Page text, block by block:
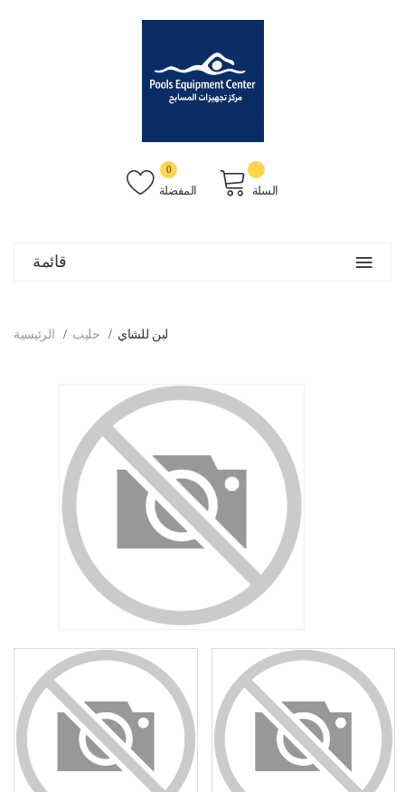
المفضلة
0
السلة
قائمة
الرئيسية حليب لبن للشاي